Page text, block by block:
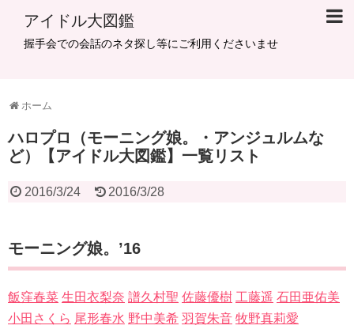
アイドル大図鑑
握手会での会話のネタ探し等にご利用くださいませ
ホーム
ハロプロ（モーニング娘。・アンジュルムな
ど）【アイドル大図鑑】一覧リスト
2016/3/24 2016/3/28
モーニング娘。’16
飯窪春菜 生田衣梨奈 譜久村聖 佐藤優樹 工藤遥 石田亜佑美
小田さくら 尾形春水 野中美希 羽賀朱音 牧野真莉愛